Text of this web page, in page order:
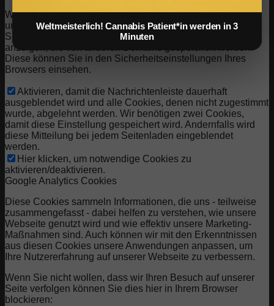
Wir stellen Ihnen eine Liste der von Ihrem Computer auf
unserer Domain gespeicherten Cookies zur Verfügung. Aus
Sicherheitsgründen können wie Ihnen keine Cookies
anzeigen, die von anderen Domains gespeichert werden.
Diese können Sie in den Sicherheitseinstellungen Ihres
Browsers einsehen.
Aktivieren, damit die Nachrichtenleiste dauerhaft
ausgeblendet wird und alle Cookies, denen nicht zugestimmt
wurde, abgelehnt werden. Wir benötigen zwei Cookies,
damit diese Einstellung gespeichert wird. Andernfalls wird
diese Mitteilung bei jedem Seitenladen eingeblendet
werden.
Hier klicken, um notwendige Cookies zu
aktivieren/deaktivieren.
Google Analytics Cookies
Diese Cookies sammeln Informationen, die uns - teilweise
zusammengefasst - dabei helfen zu verstehen, wie unsere
Webseite genutzt wird und wie effektiv unsere Marketing-
Maßnahmen sind. Auch können wir mit den Erkenntnissen
aus diesen Cookies unsere Anwendungen anpassen, um
Ihre Nutzererfahrung auf unserer Webseite zu verbessern.
Wenn Sie nicht wollen, dass wir Ihren Besuch auf unserer
Seite verfolgen können Sie dies hier in Ihrem Browser
blockieren:
Weltmeisterlich! Cannabis Patient*in werden in 3
Minuten